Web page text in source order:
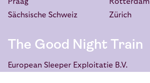
Sächsische Schweiz
Zürich
The Good Night Train
European Sleeper Exploitatie B.V.